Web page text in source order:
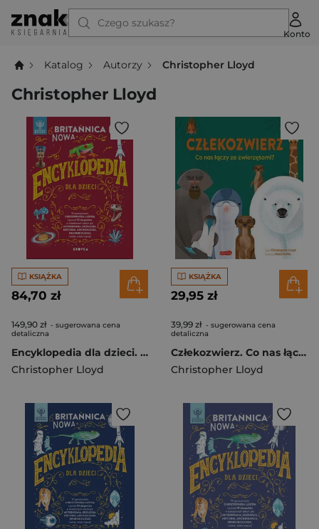
Czego szukasz?
Konto
Katalog Autorzy Christopher Lloyd
Christopher Lloyd
KSIĄŻKA
84,70 zł
149,90 zł - sugerowana cena
detaliczna
Encyklopedia dla dzieci. Britannica wyd. 2026
Christopher Lloyd
KSIĄŻKA
29,95 zł
39,99 zł - sugerowana cena
detaliczna
Człekozwierz. Co nas łączy ze zwierzętami?
Christopher Lloyd